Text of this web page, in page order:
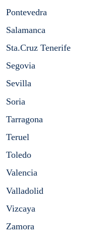
Pontevedra
Salamanca
Sta.Cruz Tenerife
Segovia
Sevilla
Soria
Tarragona
Teruel
Toledo
Valencia
Valladolid
Vizcaya
Zamora